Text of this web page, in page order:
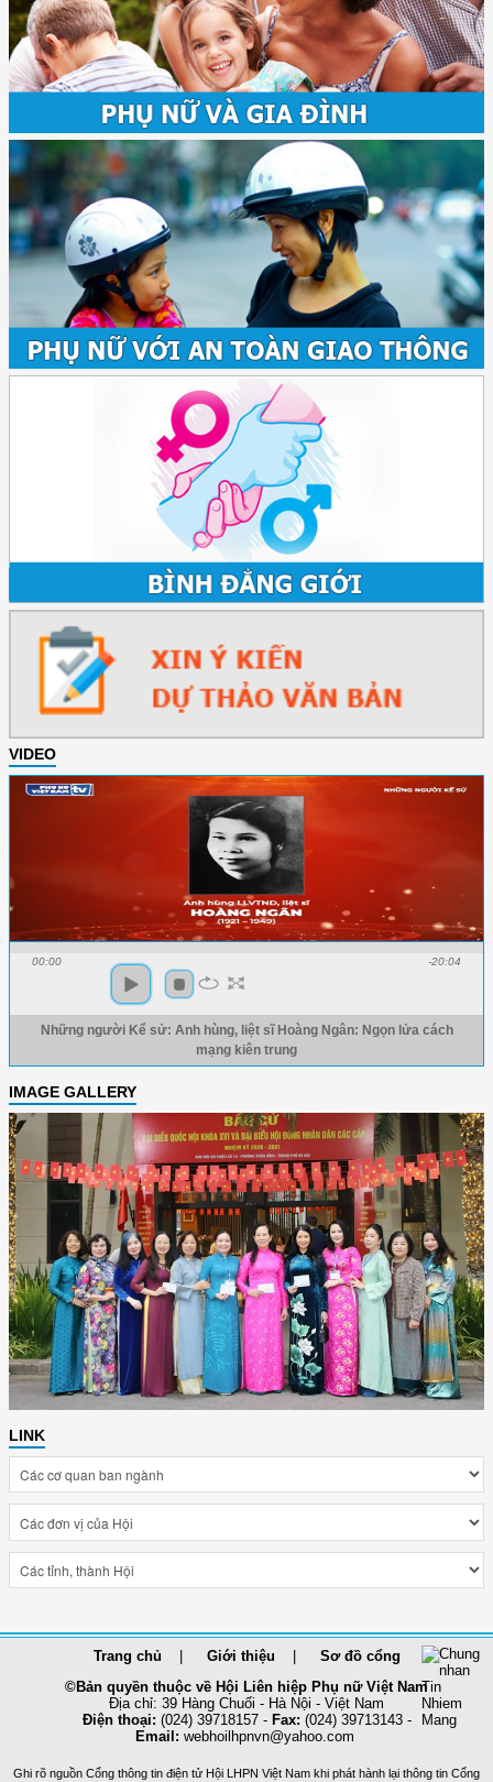
VIDEO
00:00 -20:04
Những người Kể sử: Anh hùng, liệt sĩ Hoàng Ngân: Ngọn lửa cách
mạng kiên trung
IMAGE GALLERY
LINK
Trang chủ Giới thiệu
Sơ đồ cổng
©Bản quyền thuộc về Hội Liên hiệp Phụ nữ Việt Nam
Địa chỉ: 39 Hàng Chuối - Hà Nội - Việt Nam
Điện thoại: (024) 39718157 - Fax: (024) 39713143 -
Email: webhoilhpnvn@yahoo.com
Ghi rõ nguồn Cổng thông tin điện tử Hội LHPN Việt Nam khi phát hành lại thông tin Cổng